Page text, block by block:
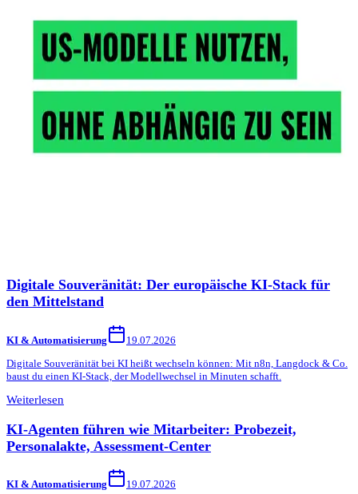
Digitale Souveränität: Der europäische KI-Stack für
den Mittelstand
KI & Automatisierung
19.07.2026
Digitale Souveränität bei KI heißt wechseln können: Mit n8n, Langdock & Co.
baust du einen KI-Stack, der Modellwechsel in Minuten schafft.
Weiterlesen
KI-Agenten führen wie Mitarbeiter: Probezeit,
Personalakte, Assessment-Center
KI & Automatisierung
19.07.2026